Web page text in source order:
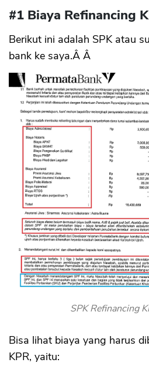
#1 Biaya Refinancing
Berikut ini adalah SPK atau
bank ke saya.Â Â
SPK Refinancing
Bisa lihat biaya yang harus
KPR, yaitu: